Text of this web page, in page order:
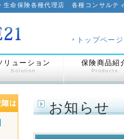
命保険各種代理店 各種コンサルテ
トップページ
リューション
Solution
保険商品紹
Products
お知らせ